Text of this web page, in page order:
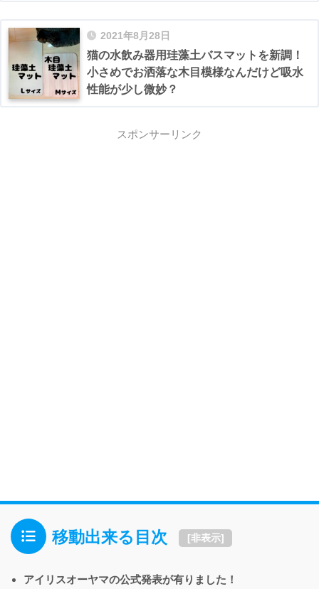
2021年8月28日
猫の水飲み器用珪藻土バスマットを新調！
小さめでお洒落な木目模様なんだけど吸水
性能が少し微妙？
スポンサーリンク
移動出来る目次 [非表示]
アイリスオーヤマの公式発表が有りました！